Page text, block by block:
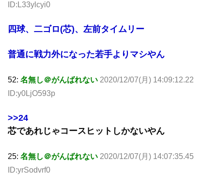
ID:L33ylcyi0
四球、二ゴロ(芯)、左前タイムリー
普通に戦力外になった若手よりマシやん
52: 名無し＠がんばれない 2020/12/07(月) 14:09:12.22
ID:y0LjO593p
>>24
芯であれじゃコースヒットしかないやん
25: 名無し＠がんばれない 2020/12/07(月) 14:07:35.45
ID:yrSodvrf0